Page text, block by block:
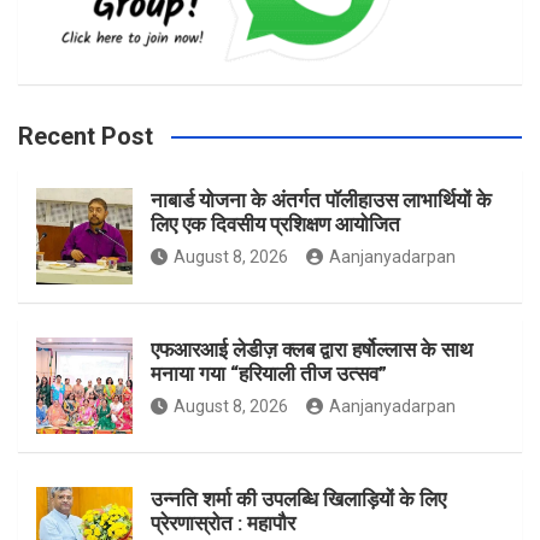
o
k
g
m
e
Recent Post
नाबार्ड योजना के अंतर्गत पॉलीहाउस लाभार्थियों के
लिए एक दिवसीय प्रशिक्षण आयोजित
August 8, 2026 Aanjanyadarpan
एफआरआई लेडीज़ क्लब द्वारा हर्षोल्लास के साथ
मनाया गया “हरियाली तीज उत्सव”
August 8, 2026 Aanjanyadarpan
उन्नति शर्मा की उपलब्धि खिलाड़ियों के लिए
प्रेरणास्रोत : महापौर